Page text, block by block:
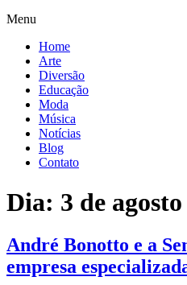
Menu
Home
Arte
Diversão
Educação
Moda
Música
Notícias
Blog
Contato
Dia: 3 de
André Bonotto e a
empresa